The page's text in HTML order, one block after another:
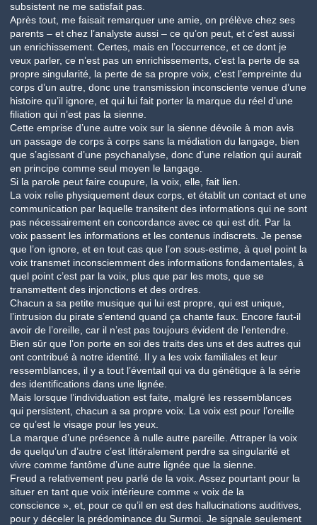
subsistent ne me satisfait pas.
Après tout, me faisait remarquer une amie, on prélève chez ses
parents – et chez l’analyste aussi – ce qu’on peut, et c’est aussi
un enrichissement. Certes, mais en l’occurrence, et ce dont je
veux parler, ce n’est pas un enrichissements, c’est la perte de sa
propre singularité, la perte de sa propre voix, c’est l’empreinte du
corps d’un autre, donc une transmission inconsciente venue d’une
histoire qu’il ignore, et qui lui fait porter la marque du réel d’une
filiation qui n’est pas la sienne.
Cette emprise d’une autre voix sur la sienne dévoile à mon avis
un passage de corps à corps sans la médiation du langage, bien
que s’agissant d’une psychanalyse, donc d’une relation qui aurait
en principe comme seul moyen le langage.
Si la parole peut faire coupure, la voix, elle, fait lien.
La voix relie physiquement deux corps, et établit un contact et une
communication par laquelle transitent des informations qui ne sont
pas nécessairement en concordance avec ce qui est dit. Par la
voix passent les informations et les contenus indiscrets. Je pense
que l’on ignore, et en tout cas que l’on sous-estime, à quel point la
voix transmet inconsciemment des informations fondamentales, à
quel point c’est par la voix, plus que par les mots, que se
transmettent des injonctions et des ordres.
Chacun a sa petite musique qui lui est propre, qui est unique,
l’intrusion du pirate s’entend quand ça chante faux. Encore faut-il
avoir de l’oreille, car il n’est pas toujours évident de l’entendre.
Bien sûr que l’on porte en soi des traits des uns et des autres qui
ont contribué à notre identité. Il y a les voix familiales et leur
ressemblances, il y a tout l’éventail qui va du génétique à la série
des identifications dans une lignée.
Mais lorsque l’individuation est faite, malgré les ressemblances
qui persistent, chacun a sa propre voix. La voix est pour l’oreille
ce qu’est le visage pour les yeux.
La marque d’une présence à nulle autre pareille. Attraper la voix
de quelqu’un d’autre c’est littéralement perdre sa singularité et
vivre comme fantôme d’une autre lignée que la sienne.
Freud a relativement peu parlé de la voix. Assez pourtant pour la
situer en tant que voix intérieure comme « voix de la
conscience », et, pour ce qu’il en est des hallucinations auditives,
pour y déceler la prédominance du Surmoi. Je signale seulement